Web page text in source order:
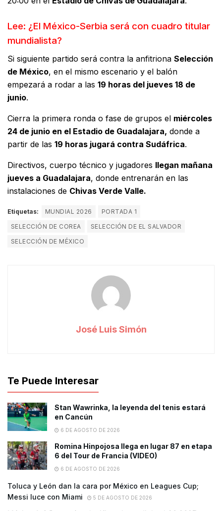
Lee: ¿El México-Serbia será con cuadro titular
mundialista?
Si siguiente partido será contra la anfitriona Selección
de México, en el mismo escenario y el balón
empezará a rodar a las 19 horas del jueves 18 de
junio.
Cierra la primera ronda o fase de grupos el miércoles
24 de junio en el Estadio de Guadalajara, donde a
partir de las 19 horas jugará contra Sudáfrica.
Directivos, cuerpo técnico y jugadores llegan mañana
jueves a Guadalajara, donde entrenarán en las
instalaciones de Chivas Verde Valle.
Etiquetas: MUNDIAL 2026
PORTADA 1
SELECCIÓN DE COREA
SELECCIÓN DE EL SALVADOR
SELECCIÓN DE MÉXICO
José Luis Simón
Te Puede Interesar
Stan Wawrinka, la leyenda del tenis estará
en Cancún
6 DE AGOSTO DE 2026
Romina Hinpojosa llega en lugar 87 en etapa
6 del Tour de Francia (VIDEO)
6 DE AGOSTO DE 2026
Toluca y León dan la cara por México en Leagues Cup;
Messi luce con Miami
5 DE AGOSTO DE 2026